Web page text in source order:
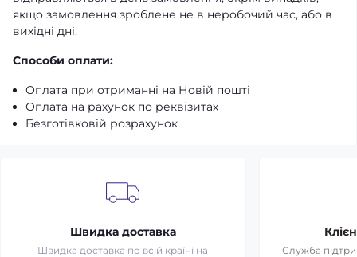
якщо замовлення зроблене не в неробочий час, або в
вихідні дні.
Способи оплати:
Оплата при отриманні на Новій пошті
Оплата на рахунок по реквізитах
Безготівковій розрахунок
Швидка доставка
Швидка доставка по всій країні на
Служба